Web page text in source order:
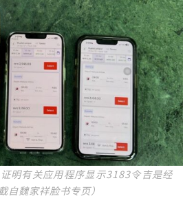
明有关应用程序显示3183令吉是经
自魏家祥脸书专页）